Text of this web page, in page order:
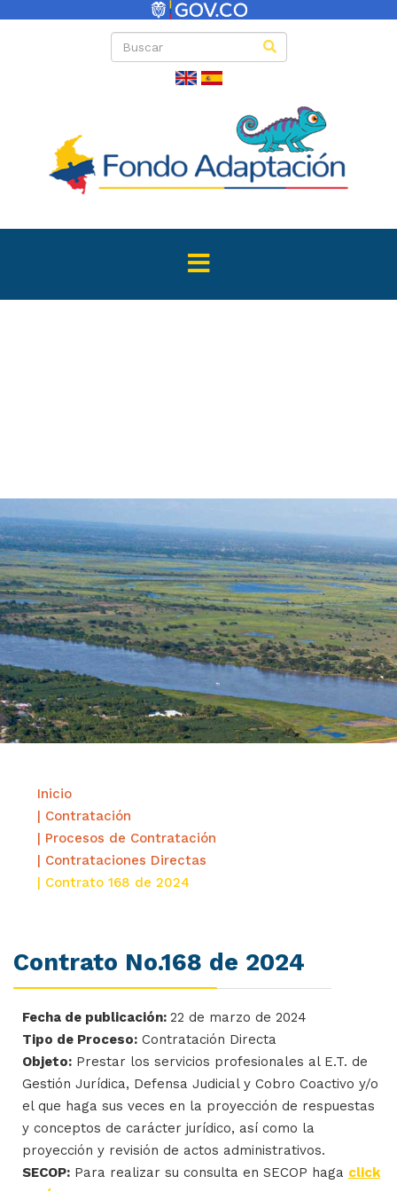
Directas
Inicio
| Contratación
| Procesos de Contratación
| Contrataciones Directas
| Contrato 168 de 2024
Contrato No.168 de 2024
Fecha de publicación: 22 de marzo de 2024
Tipo de Proceso: Contratación Directa
Objeto: Prestar los servicios profesionales al E.T. de
Gestión Jurídica, Defensa Judicial y Cobro Coactivo y/o
el que haga sus veces en la proyección de respuestas
y conceptos de carácter jurídico, así como la
proyección y revisión de actos administrativos.
SECOP: Para realizar su consulta en SECOP haga click